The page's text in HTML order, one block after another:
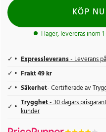
KÖP NU
I lager, levereras inom
Expressleverans- Leverans
Frakt 49 kr
Säkerhet- Certifierade av
Trygghet- 30 dagars
kunder